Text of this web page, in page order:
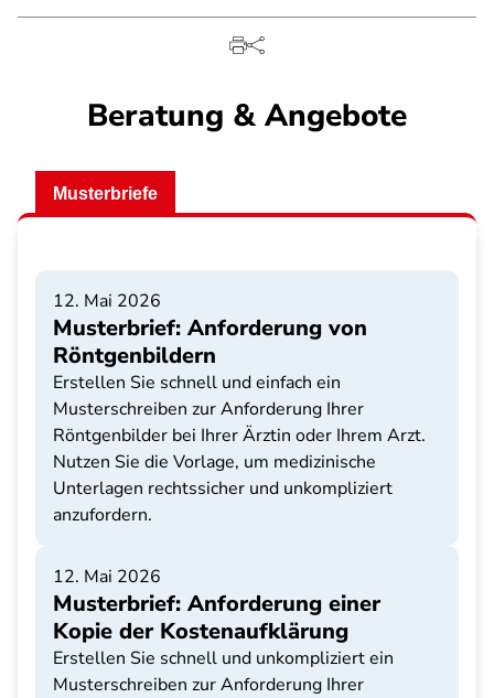
Beratung & Angebote
Musterbriefe
12. Mai 2026
Musterbrief: Anforderung von
Röntgenbildern
Erstellen Sie schnell und einfach ein
Musterschreiben zur Anforderung Ihrer
Röntgenbilder bei Ihrer Ärztin oder Ihrem Arzt.
Nutzen Sie die Vorlage, um medizinische
Unterlagen rechtssicher und unkompliziert
anzufordern.
12. Mai 2026
Musterbrief: Anforderung einer
Kopie der Kostenaufklärung
Erstellen Sie schnell und unkompliziert ein
Musterschreiben zur Anforderung Ihrer